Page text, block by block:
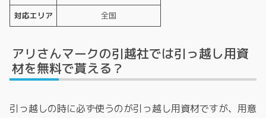
対応エリア
全国
アリさんマークの引越社では引っ越し用資
材を無料で貰える？
引っ越しの時に必ず使うのが引っ越し用資材ですが、用意